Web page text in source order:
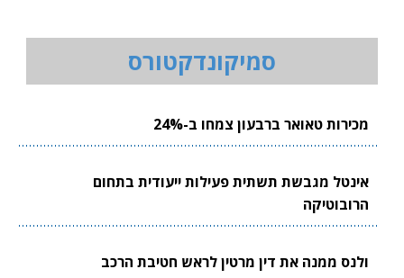
סמיקונדקטורס
מכירות טאואר ברבעון צמחו ב-24%
אינטל מגבשת תשתית פעילות ייעודית בתחום
הרובוטיקה
ולנס ממנה את דין מרטין לראש חטיבת הרכב